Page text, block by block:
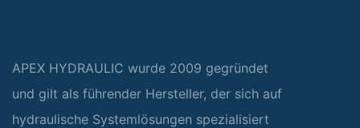
APEX HYDRAULIC wurde 2009 gegründet
und gilt als führender Hersteller, der sich auf
hydraulische Systemlösungen spezialisiert